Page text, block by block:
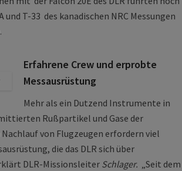
und T-33 des kanadischen NRC Messungen
Erfahrene Crew und erprobte
Messausrüstung
Mehr als ein Dutzend Instrumente in
Rußpartikel und Gase der
von Flugzeugen erfordern viel
die das DLR sich über
DLR-Missionsleiter Schlager. „Seit dem